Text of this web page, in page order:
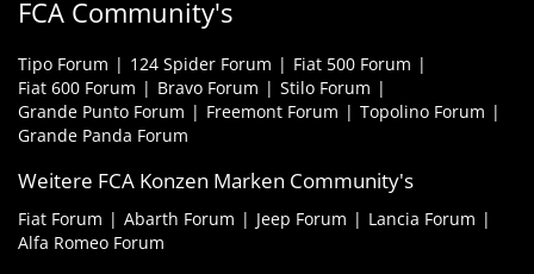
FCA Community's
Tipo Forum 124 Spider Forum
Fiat 500 Forum
Fiat 600 Forum
Bravo Forum
Stilo Forum
Grande Punto Forum
Freemont Forum
Topolino Forum
Grande Panda Forum
Weitere FCA Konzen Marken Community's
Fiat Forum Abarth Forum Jeep Forum
Lancia Forum
Alfa Romeo Forum